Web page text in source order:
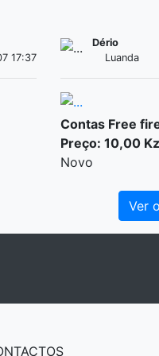
17:37
Dério
Luanda
Contas Free
Preço: 10,00 Kz
Novo
Ver